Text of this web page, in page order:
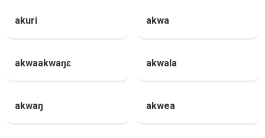
akuri akwa
akwaakwaŋɛ akwala
akwaŋ akwea